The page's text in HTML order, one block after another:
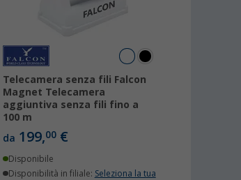
Telecamera senza fili Falcon
Magnet Telecamera
aggiuntiva senza fili fino a
100 m
da 199,00 €
Disponibile
Disponibilità in filiale: Seleziona la tua